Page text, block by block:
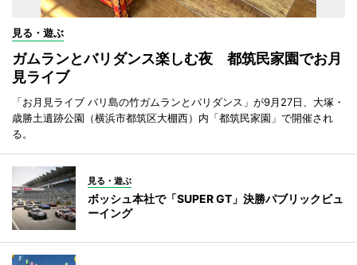
見る・遊ぶ
ガムランとバリダンス楽しむ夜 都筑民家園でお月
見ライブ
「お月見ライブ バリ島の竹ガムランとバリダンス」が9月27日、大塚・
歳勝土遺跡公園（横浜市都筑区大棚西）内「都筑民家園」で開催され
る。
見る・遊ぶ
ボッシュ本社で「SUPER GT」決勝パブリックビュ
ーイング